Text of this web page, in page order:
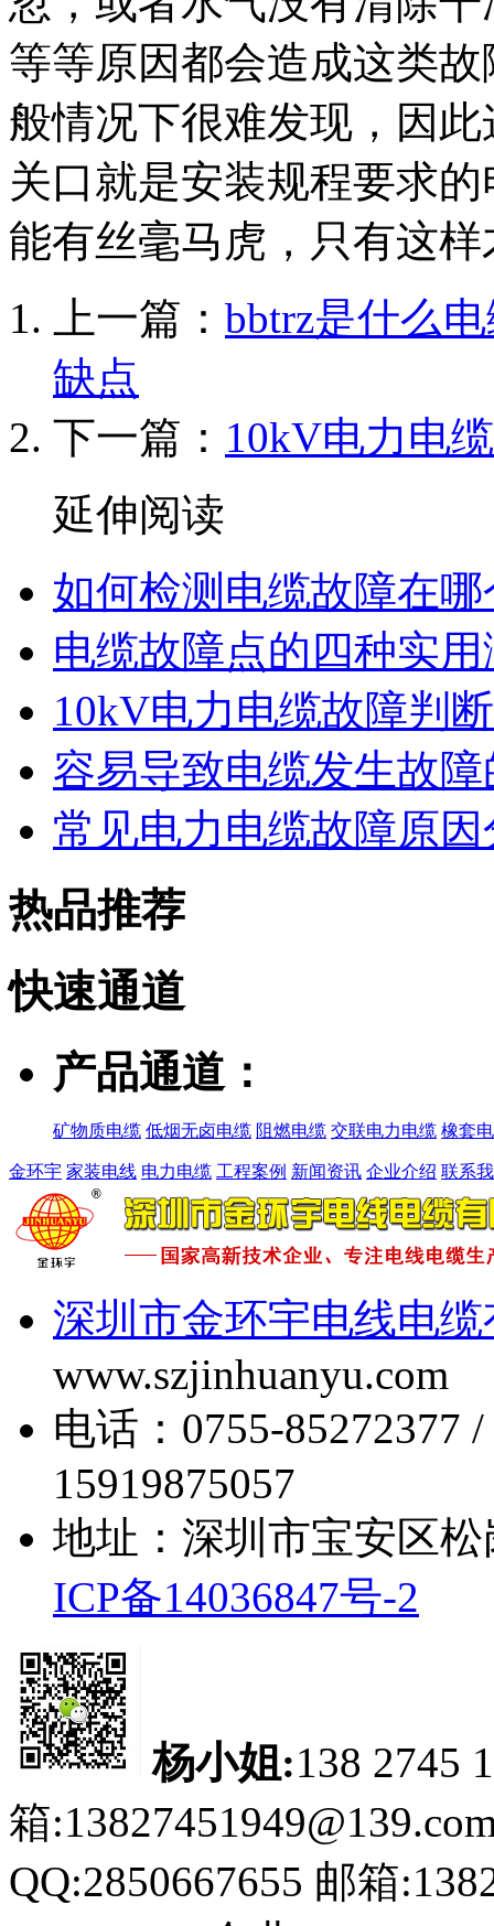
等等原因都会造成这类
般情况下很难发现，因
关口就是安装规程要求
能有丝毫马虎，只有这
上一篇： bbtrz是什么
缺点
下一篇： 10kV电力电
延伸阅读
如何检测电缆故障在哪
电缆故障点的四种实
10kV电力电缆故障判
容易导致电缆发生故
常见电力电缆故障原因
热品推荐
快速通道
产品通道：
矿物质电缆 低烟无卤电缆 阻燃电缆 交联电力电缆 橡套
金环宇 家装电线 电力电缆 工程案例 新闻资讯 企业介绍 联系
深圳市金环宇电线电
www.szjinhuanyu.com
电话：0755-85272377
15919875057
地址：深圳市宝安区
ICP备14036847号-2
杨小姐:138 2745
箱
QQ:2850667655 邮箱